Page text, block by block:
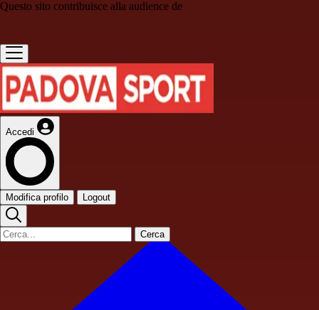
Questo sito contribuisce alla audience de
Accedi
Modifica profilo Logout
Cerca